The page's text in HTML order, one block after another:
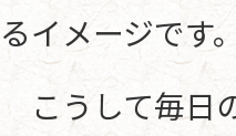
るイメージです
こうして毎日